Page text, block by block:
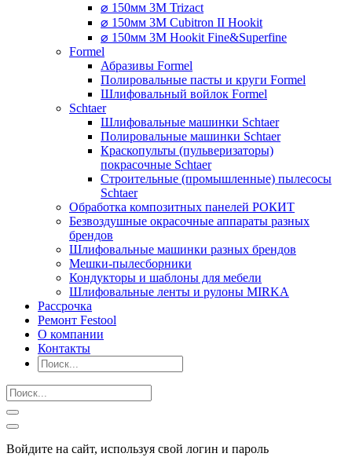
⌀ 150мм 3M Trizact
⌀ 150мм 3M Cubitron II Hookit
⌀ 150мм 3M Hookit Fine&Superfine
Formel
Абразивы Formel
Полировальные пасты и круги Formel
Шлифовальный войлок Formel
Schtaer
Шлифовальные машинки Schtaer
Полировальные машинки Schtaer
Краскопульты (пульверизаторы)
покрасочные Schtaer
Строительные (промышленные) пылесосы
Schtaer
Обработка композитных панелей РОКИТ
Безвоздушные окрасочные аппараты разных
брендов
Шлифовальные машинки разных брендов
Мешки-пылесборники
Кондукторы и шаблоны для мебели
Шлифовальные ленты и рулоны MIRKA
Рассрочка
Ремонт Festool
О компании
Контакты
Войдите на сайт, используя свой логин и пароль